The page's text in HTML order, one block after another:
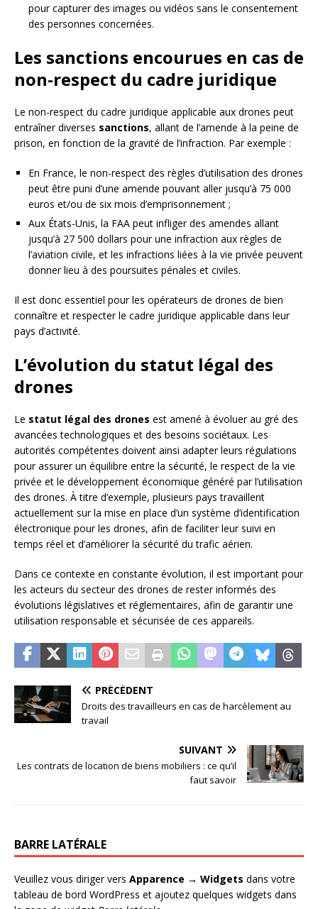
pour capturer des images ou vidéos sans le consentement
des personnes concernées.
Les sanctions encourues en cas de
non-respect du cadre juridique
Le non-respect du cadre juridique applicable aux drones peut
entraîner diverses sanctions, allant de l’amende à la peine de
prison, en fonction de la gravité de l’infraction. Par exemple :
En France, le non-respect des règles d’utilisation des drones
peut être puni d’une amende pouvant aller jusqu’à 75 000
euros et/ou de six mois d’emprisonnement ;
Aux États-Unis, la FAA peut infliger des amendes allant
jusqu’à 27 500 dollars pour une infraction aux règles de
l’aviation civile, et les infractions liées à la vie privée peuvent
donner lieu à des poursuites pénales et civiles.
Il est donc essentiel pour les opérateurs de drones de bien
connaître et respecter le cadre juridique applicable dans leur
pays d’activité.
L’évolution du statut légal des
drones
Le statut légal des drones est amené à évoluer au gré des
avancées technologiques et des besoins sociétaux. Les
autorités compétentes doivent ainsi adapter leurs régulations
pour assurer un équilibre entre la sécurité, le respect de la vie
privée et le développement économique généré par l’utilisation
des drones. À titre d’exemple, plusieurs pays travaillent
actuellement sur la mise en place d’un système d’identification
électronique pour les drones, afin de faciliter leur suivi en
temps réel et d’améliorer la sécurité du trafic aérien.
Dans ce contexte en constante évolution, il est important pour
les acteurs du secteur des drones de rester informés des
évolutions législatives et réglementaires, afin de garantir une
utilisation responsable et sécurisée de ces appareils.
PRÉCÉDENT
Droits des travailleurs en cas de harcèlement au
travail
SUIVANT
Les contrats de location de biens mobiliers : ce qu’il
faut savoir
BARRE LATÉRALE
Veuillez vous diriger vers Apparence → Widgets dans votre
tableau de bord WordPress et ajoutez quelques widgets dans